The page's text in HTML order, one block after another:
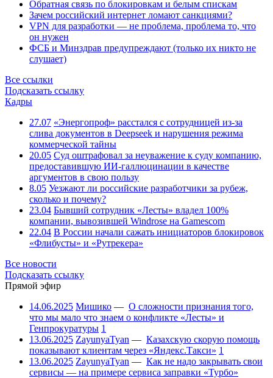
Обратная связь по блокировкам и белым спискам
Зачем российский интернет ломают санкциями?
VPN для разработки — не проблема, проблема то, что
он нужен
ФСБ и Минздрав предупреждают (только их никто не
слушает)
Все ссылки
Подсказать ссылку
Кадры
27.07 «Энергопроф» расстался с сотрудницей из-за
слива документов в Deepseek и нарушения режима
коммерческой тайны
20.05 Суд оштрафовал за неуважение к суду компанию,
предоставившую ИИ-галлюцинации в качестве
аргументов в свою пользу
8.05 Уезжают ли российские разработчики за рубеж,
сколько и почему?
23.04 Бывший сотрудник «Лесты» владел 100%
компании, вывозившей Windrose на Gamescom
22.04 В России начали сажать инициаторов блокировок
«Флибусты» и «Рутрекера»
Все новости
Подсказать ссылку
Прямой эфир
14.06.2025 Мишико — О сложности признания того,
что мы мало что знаем о конфликте «Лесты» и
Генпрокуратуры 1
13.06.2025 ZayunyaTyan — Казахскую скорую помощь
показывают клиентам через «Яндекс.Такси» 1
13.06.2025 ZayunyaTyan — Как не надо закрывать свои
сервисы — на примере сервиса заправки «Турбо»